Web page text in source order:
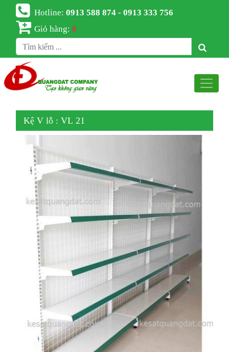
Hotline:0913 588 874 - 0913 333 756
Giỏ hàng:0
Kệ V lỗ : VL 21